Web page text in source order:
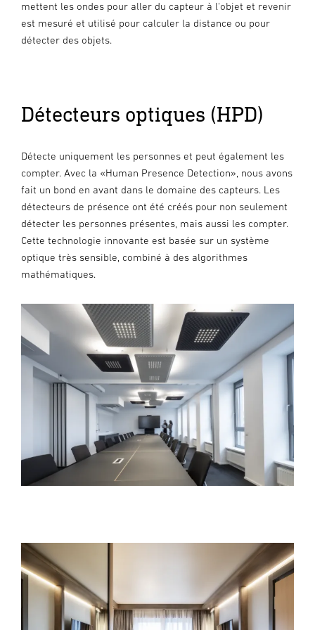
mettent les ondes pour aller du capteur à l'objet et revenir
est mesuré et utilisé pour calculer la distance ou pour
détecter des objets.
Détecteurs optiques (HPD)
Détecte uniquement les personnes et peut également les
compter. Avec la «Human Presence Detection», nous avons
fait un bond en avant dans le domaine des capteurs. Les
détecteurs de présence ont été créés pour non seulement
détecter les personnes présentes, mais aussi les compter.
Cette technologie innovante est basée sur un système
optique très sensible, combiné à des algorithmes
mathématiques.